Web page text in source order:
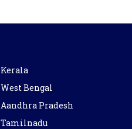
Kerala
West Bengal
Aandhra Pradesh
Tamilnadu